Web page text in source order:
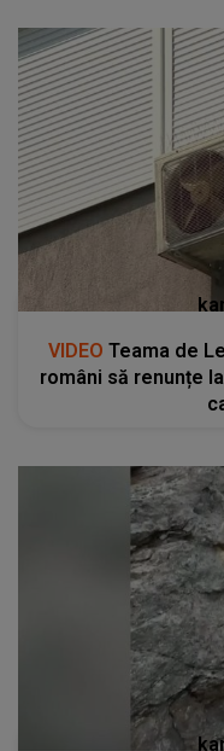
VIDEO Teama de
români să renunțe